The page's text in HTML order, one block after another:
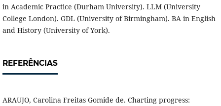
in Academic Practice (Durham University). LLM (University
College London). GDL (University of Birmingham). BA in English
and History (University of York).
REFERÊNCIAS
ARAUJO, Carolina Freitas Gomide de. Charting progress: